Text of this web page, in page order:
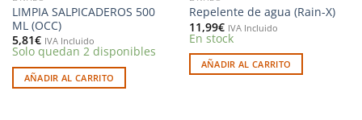
LIMPIA SALPICADEROS 500
ML (OCC)
5,81€ IVA Incluido
Solo quedan 2 disponibles
AÑADIR AL CARRITO
Repelente de agua (Rain-X)
11,99€ IVA Incluido
En stock
AÑADIR AL CARRITO